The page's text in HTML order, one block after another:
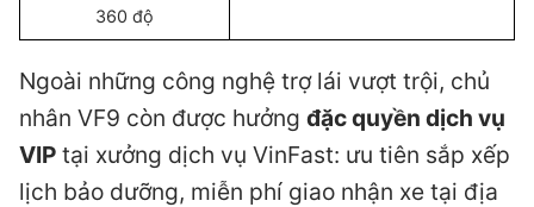
360 độ
Ngoài những công nghệ trợ lái vượt trội, chủ
nhân VF9 còn được hưởng đặc quyền dịch vụ
VIP tại xưởng dịch vụ VinFast: ưu tiên sắp xếp
lịch bảo dưỡng, miễn phí giao nhận xe tại địa